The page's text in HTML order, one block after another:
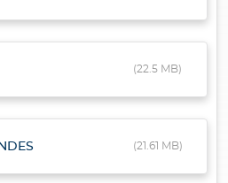
(22.5 MB)
(21.61 MB)